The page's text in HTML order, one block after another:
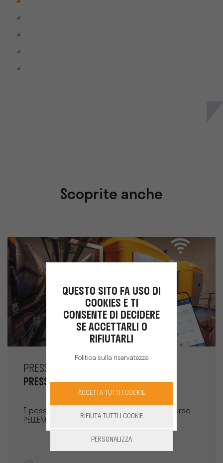
Scoprite anche
PRESSATURA
PRESSA CONNESSA
È possibile monitorare le pressature attraverso
PELLENC Connect
QUESTO SITO FA USO DI
COOKIES E TI
CONSENTE DI DECIDERE
SE ACCETTARLI O
RIFIUTARLI
Politica sulla riservatezza
ACCETTA TUTTI I COOKIE
RIFIUTA TUTTI I COOKIE
PERSONALIZZA